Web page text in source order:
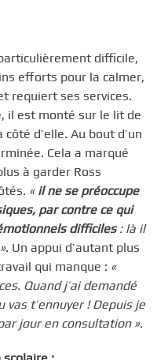
difficile,
efforts pour la calmer,
requiert ses services.
il est monté sur le lit de
d’elle. Au bout d’un
Cela a marqué
à garder Ross
« il ne se préoccupe
par contre ce qui
difficiles : là il
. Un appui d’autant plus
qui manque : «
Quand j’ai demandé
t’ennuyer ! Depuis je
jour en consultation ».